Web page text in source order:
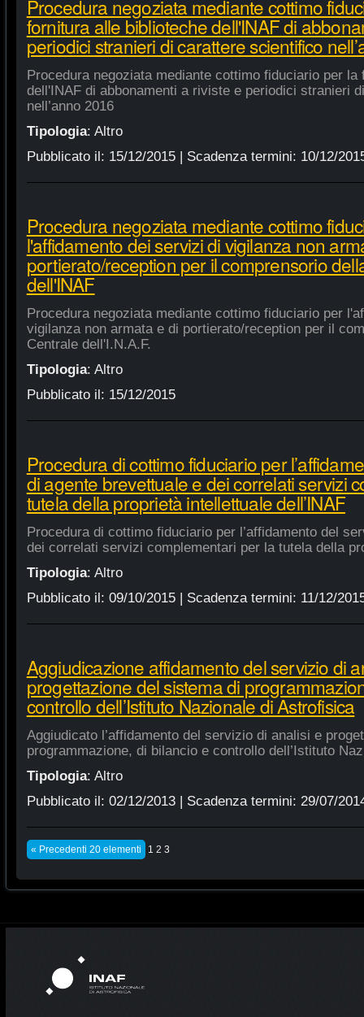
Procedura negoziata mediante cottimo
fornitura alle biblioteche dell'INAF di
periodici stranieri di carattere scientifico
Procedura negoziata mediante cottimo fiduciario per la
dell'INAF di abbonamenti a riviste e periodici stranieri
nell’anno 2016
Tipologia: Altro
Pubblicato il: 15/12/2015| Scadenza termini: 10/12/
Procedura negoziata mediante cottimo
l'affidamento dei servizi di vigilanza non
portierato/reception per il comprensorio
dell'INAF
Procedura negoziata mediante cottimo fiduciario per
vigilanza non armata e di portierato/reception per il
Centrale dell'I.N.A.F.
Tipologia: Altro
Pubblicato il: 15/12/2015
Procedura di cottimo fiduciario per
di agente brevettuale e dei correlati servizi
tutela della proprietà intellettuale dell’INAF
Procedura di cottimo fiduciario per l’affidamento del
dei correlati servizi complementari per la tutela della
Tipologia: Altro
Pubblicato il: 09/10/2015| Scadenza termini: 11/12/
Aggiudicazione affidamento del servizio di
progettazione del sistema di
controllo dell’Istituto Nazionale di Astrofisica
Aggiudicato l’affidamento del servizio di analisi e
programmazione, di bilancio e controllo dell’Istituto
Tipologia: Altro
Pubblicato il: 02/12/2013| Scadenza termini: 29/07/
« Precedenti 20 elementi 1 2 3